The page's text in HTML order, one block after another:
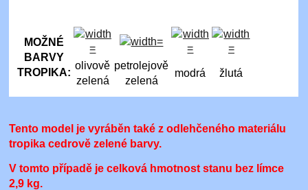
MOŽNÉ
BARVY
TROPIKA:
olivově
zelená
petrolejově
zelená
modrá žlutá
Tento model je vyráběn také z odlehčeného materiálu
tropika cedrově zelené barvy.
V tomto případě je celková hmotnost stanu bez límce
2,9 kg.